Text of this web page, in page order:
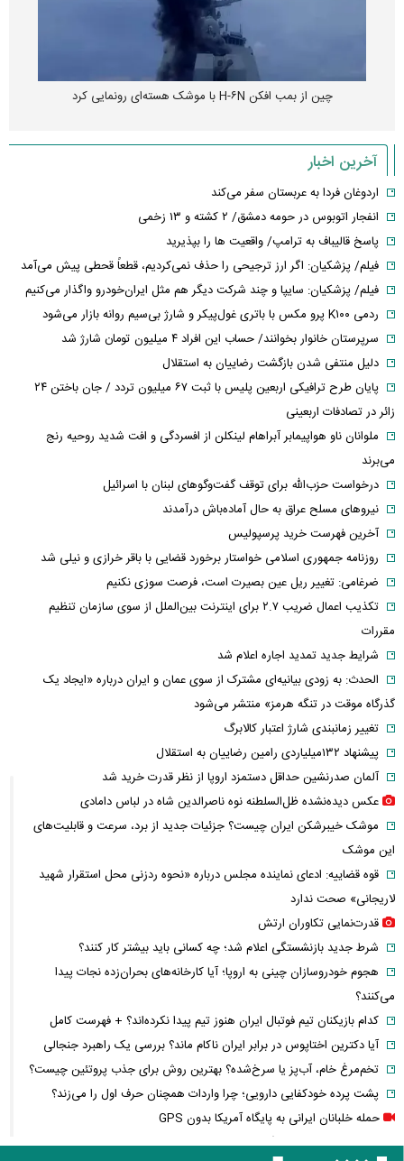
چین از بمب افکن H-۶N با موشک هسته‌ای رونمایی کرد
آخرین اخبار
اردوغان فردا به عربستان سفر می‌کند
انفجار اتوبوس در حومه دمشق/ ۲ کشته و ۱۳ زخمی
پاسخ قالیباف به ترامپ/ واقعیت ها را بپذیرید
فیلم/ پزشکیان: اگر ارز ترجیحی را حذف نمی‌کردیم، قطعاً قحطی پیش می‌آمد
فیلم/ پزشکیان: سایپا و چند شرکت دیگر هم مثل ایران‌خودرو واگذار می‌کنیم
ردمی K۱۰۰ پرو مکس با باتری غول‌پیکر و شارژ بی‌سیم روانه بازار می‌شود
سرپرستان خانوار بخوانند/ حساب این افراد ۴ میلیون تومان شارژ شد
دلیل منتفی شدن بازگشت رضاییان به استقلال
پایان طرح ترافیکی اربعین پلیس با ثبت ۶۷ میلیون تردد / جان باختن ۲۴
زائر در تصادفات اربعینی
ملوانان ناو هواپیمابر آبراهام لینکلن از افسردگی و افت شدید روحیه رنج
می‌برند
درخواست حزب‌الله برای توقف گفت‌وگوهای لبنان با اسرائیل
نیروهای مسلح عراق به حال آماده‌باش درآمدند
آخرین فهرست خرید پرسپولیس
روزنامه جمهوری اسلامی خواستار برخورد قضایی با باقر خرازی و نیلی شد
ضرغامی: تغییر ریل عین بصیرت است، فرصت سوزی نکنیم
تکذیب اعمال ضریب ۲.۷ برای اینترنت بین‌الملل از سوی سازمان تنظیم
مقررات
شرایط جدید تمدید اجاره اعلام شد
الحدث: به زودی بیانیه‌ای مشترک از سوی عمان و ایران درباره «ایجاد یک
گذرگاه موقت در تنگه هرمز» منتشر می‌شود
تغییر زمانبندی‌ شارژ اعتبار کالابرگ
پیشنهاد ۱۳۲میلیاردی رامین رضاییان به استقلال
آلمان صدرنشین حداقل دستمزد اروپا از نظر قدرت خرید شد
عکس دیده‌نشده ظل‌السلطنه نوه ناصرالدین شاه در لباس دامادی
موشک خیبرشکن ایران چیست؟ جزئیات جدید از برد، سرعت و قابلیت‌های
این موشک
قوه قضاییه: ادعای نماینده مجلس درباره «نحوه ردزنی محل استقرار شهید
لاریجانی» صحت ندارد
قدرت‌نمایی تکاوران ارتش
شرط جدید بازنشستگی اعلام شد؛ چه کسانی باید بیشتر کار کنند؟
هجوم خودروسازان چینی به اروپا؛ آیا کارخانه‌های بحران‌زده نجات پیدا
می‌کنند؟
کدام بازیکنان تیم فوتبال ایران هنوز تیم پیدا نکرده‌اند؟ + فهرست کامل
آیا دکترین اختاپوس در برابر ایران ناکام ماند؟ بررسی یک راهبرد جنجالی
تخم‌مرغ خام، آب‌پز یا سرخ‌شده؟ بهترین روش برای جذب پروتئین چیست؟
پشت پرده خودکفایی دارویی؛ چرا واردات همچنان حرف اول را می‌زند؟
حمله خلبانان ایرانی به پایگاه آمریکا بدون GPS
شرایط تغییر نام خانوادگی و شناسنامه اعلام شد+ مراحل، مدارک لازم و قوانین